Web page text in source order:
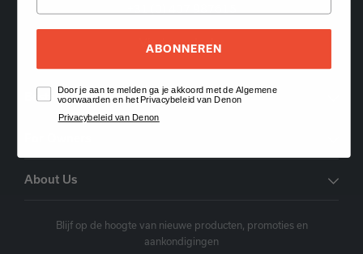
Vind een dealer
Bestelling Support
About Us
Blijf op de hoogte van nieuwe producten, promoties en
aankondigingen
ABONNEREN
Door je aan te melden ga je akkoord met de Algemene
voorwaarden en het Privacybeleid van Denon
Privacybeleid van Denon